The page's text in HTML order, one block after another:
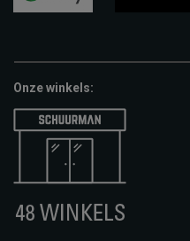
Onze winkels: